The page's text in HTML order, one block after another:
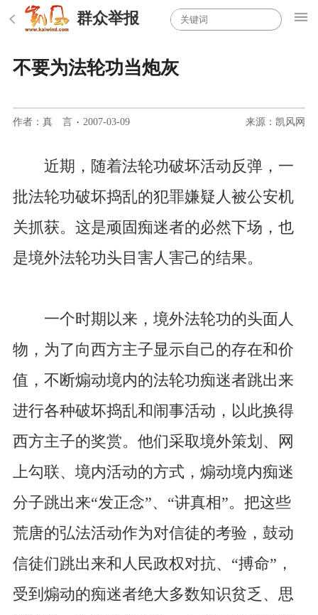
群众举报
不要为法轮功当炮灰
作者：真 言 · 2007-03-09 来源：凯风网
近期，随着法轮功破坏活动反弹，一
批法轮功破坏捣乱的犯罪嫌疑人被公安机
关抓获。这是顽固痴迷者的必然下场，也
是境外法轮功头目害人害己的结果。
一个时期以来，境外法轮功的头面人
物，为了向西方主子显示自己的存在和价
值，不断煽动境内的法轮功痴迷者跳出来
进行各种破坏捣乱和闹事活动，以此换得
西方主子的奖赏。他们采取境外策划、网
上勾联、境内活动的方式，煽动境内痴迷
分子跳出来“发正念”、“讲真相”。把这些
荒唐的弘法活动作为对信徒的考验，鼓动
信徒们跳出来和人民政权对抗、“搏命”，
受到煽动的痴迷者绝大多数知识贫乏、思